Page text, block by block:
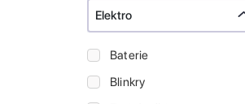
Elektro
Baterie
Blinkry